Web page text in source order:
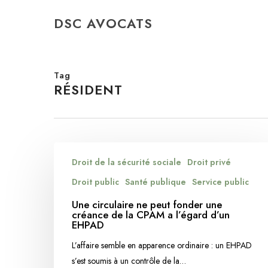
DSC AVOCATS
Tag
RÉSIDENT
circulaire
fonder
créance
Droit de la sécurité sociale Droit privé
Droit public Santé publique Service public
Une circulaire ne peut fonder une
créance de la CPAM a l’égard d’un
EHPAD
L’affaire semble en apparence ordinaire : un EHPAD
s’est soumis à un contrôle de la…